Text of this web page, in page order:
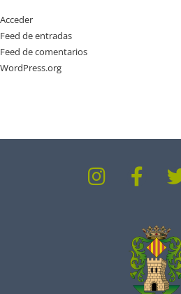
Acceder
Feed de entradas
Feed de comentarios
WordPress.org